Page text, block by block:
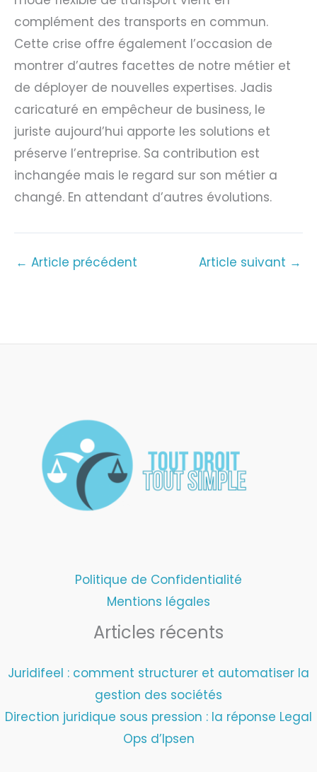
complément des transports en commun.
Cette crise offre également l’occasion de
montrer d’autres facettes de notre métier et
de déployer de nouvelles expertises. Jadis
caricaturé en empêcheur de business, le
juriste aujourd’hui apporte les solutions et
préserve l’entreprise. Sa contribution est
inchangée mais le regard sur son métier a
changé. En attendant d’autres évolutions.
← Article précédent Article suivant →
Politique de Confidentialité
Mentions légales
Articles récents
Juridifeel : comment structurer et automatiser la
gestion des sociétés
Direction juridique sous pression : la réponse Legal
Ops d’Ipsen